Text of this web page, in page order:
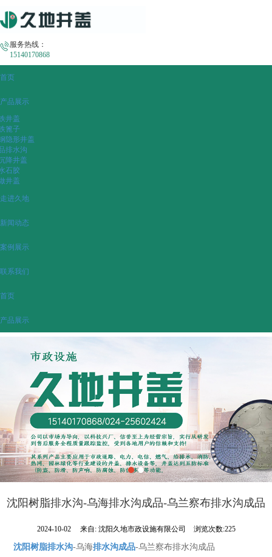
服务热线：
15140170868
首页
产品展示
井盖
篦子
隐形井盖
排水沟
降井盖
石胶
井盖
走进久地
新闻动态
案例展示
联系我们
首页
产品展示
沈阳树脂排水沟-乌海排水沟成品-乌兰察布排水沟成品
2024-10-02 来自: 沈阳久地市政设施有限公司 浏览次数:225
沈阳树脂排水沟-乌海排水沟成品-乌兰察布排水沟成品